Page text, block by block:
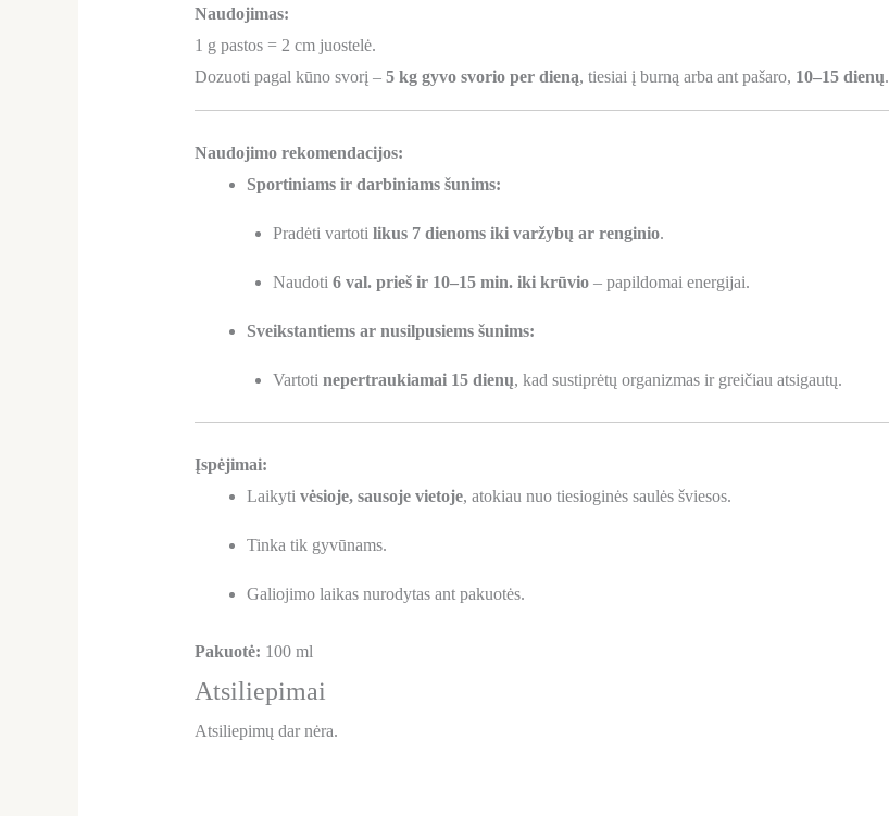
Naudojimas:
1 g pastos = 2 cm juostelė.
Dozuoti pagal kūno svorį – 5 kg gyvo svorio per dieną, tiesiai į burną arba ant pašaro, 10–15 dienų.
Naudojimo rekomendacijos:
Sportiniams ir darbiniams šunims:
Pradėti vartoti likus 7 dienoms iki varžybų ar renginio.
Naudoti 6 val. prieš ir 10–15 min. iki krūvio– papildomai energijai.
Sveikstantiems ar nusilpusiems šunims:
Vartoti nepertraukiamai 15 dienų, kad sustiprėtų organizmas ir greičiau atsigautų.
Įspėjimai:
Laikyti vėsioje, sausoje vietoje, atokiau nuo tiesioginės saulės šviesos.
Tinka tik gyvūnams.
Galiojimo laikas nurodytas ant pakuotės.
Pakuotė: 100 ml
Atsiliepimai
Atsiliepimų dar nėra.